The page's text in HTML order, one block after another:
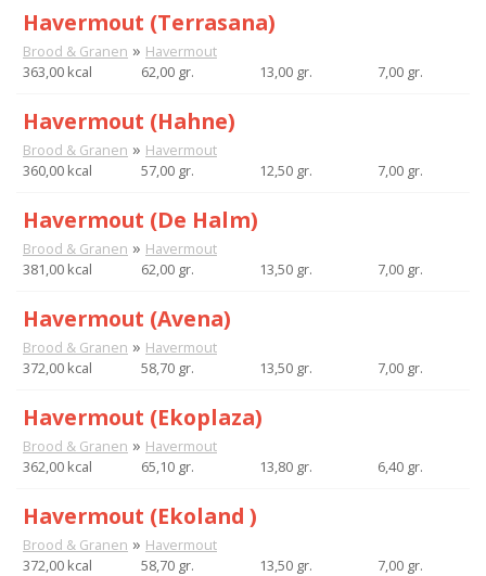
Havermout (Terrasana)
Brood & Granen » Havermout
363,00 kcal
62,00 gr. 13,00 gr. 7,00 gr.
Havermout (Hahne)
Brood & Granen » Havermout
360,00 kcal
57,00 gr. 12,50 gr. 7,00 gr.
Havermout (De Halm)
Brood & Granen » Havermout
381,00 kcal
62,00 gr. 13,50 gr. 7,00 gr.
Havermout (Avena)
Brood & Granen » Havermout
372,00 kcal
58,70 gr. 13,50 gr. 7,00 gr.
Havermout (Ekoplaza)
Brood & Granen » Havermout
362,00 kcal
65,10 gr. 13,80 gr. 6,40 gr.
Havermout (Ekoland )
Brood & Granen » Havermout
372,00 kcal
58,70 gr. 13,50 gr. 7,00 gr.